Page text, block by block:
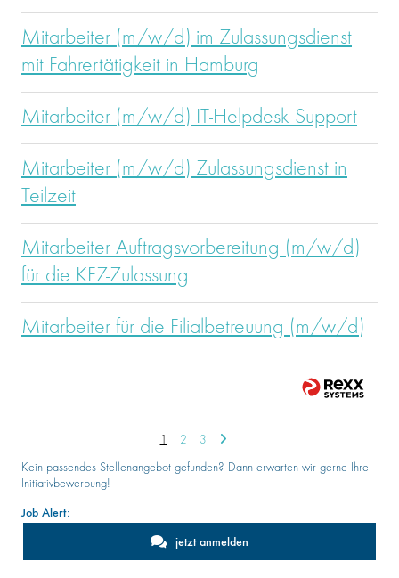
Mitarbeiter (m/w/d) im Zulassungsdienst
mit Fahrertätigkeit in Hamburg
Mitarbeiter (m/w/d) IT-Helpdesk Support
Mitarbeiter (m/w/d) Zulassungsdienst in
Teilzeit
Mitarbeiter Auftragsvorbereitung (m/w/d)
für die KFZ-Zulassung
Mitarbeiter für die Filialbetreuung (m/w/d)
1 2 3
Kein passendes Stellenangebot gefunden? Dann erwarten wir gerne Ihre
Initiativbewerbung!
Job Alert:
jetzt anmelden